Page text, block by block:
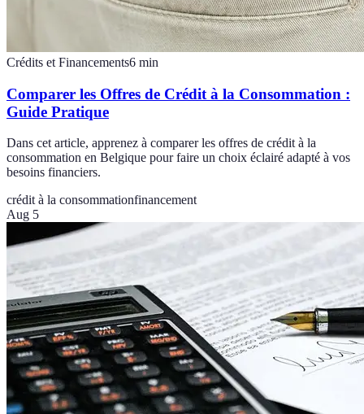
Crédits et Financements6 min
Comparer les Offres de Crédit à la Consommation :
Guide Pratique
Dans cet article, apprenez à comparer les offres de crédit à la
consommation en Belgique pour faire un choix éclairé adapté à vos
besoins financiers.
crédit à la consommationfinancement
Aug 5